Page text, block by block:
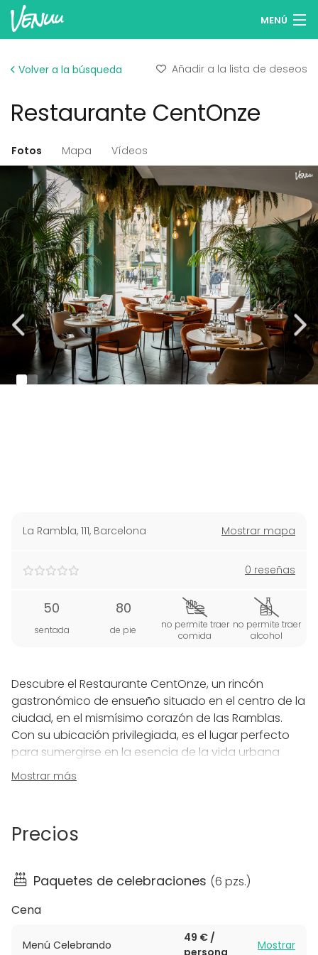
MENÚ
Iniciar sesión
Español
Publicar tu espacio
Volver a la búsqueda Añadir a la lista de deseos
Restaurante CentOnze
Fotos Mapa Vídeos
La Rambla, 111, Barcelona Mostrar mapa
0 reseñas
50
sentada
80
de pie
no permite traer
comida
no permite traer
alcohol
Descubre el Restaurante CentOnze, un rincón
gastronómico de ensueño situado en el centro de la
ciudad, en el mismísimo corazón de las Ramblas.
Con su ubicación privilegiada, es el lugar perfecto
para sumergirse en la esencia de la vida urbana
mientras disfrutas de una experiencia culinaria única.
una velada íntima y personalizada. Con capacidad
ambiente se convierte en el lugar ideal para celebrar
ocasiones especiales y compartir momentos
inolvidables con tus seres queridos.
La cocina de CentOnze se inspira en la rica tradición
Mostrar más
Precios
Paquetes de celebraciones (6 pzs.)
Cena
Menú Celebrando
49 € /
persona
Mostrar